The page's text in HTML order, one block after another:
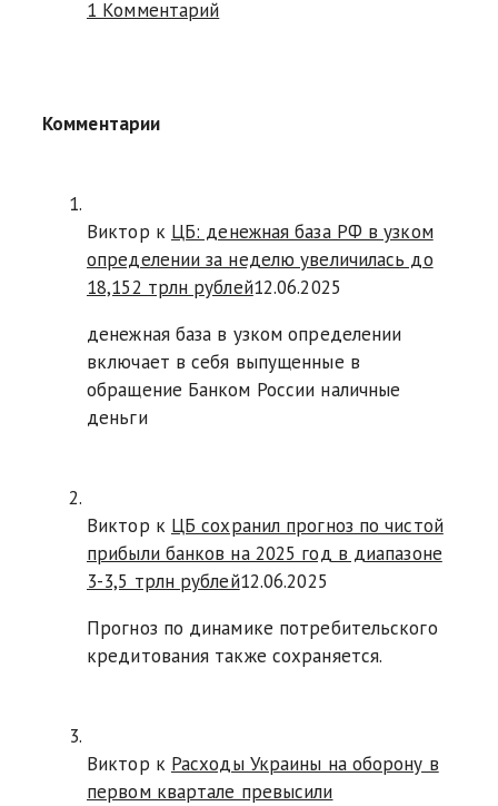
1 Комментарий
Комментарии
Виктор к ЦБ: денежная база РФ в узком
определении за неделю увеличилась до
18,152 трлн рублей12.06.2025
денежная база в узком определении
включает в себя выпущенные в
обращение Банком России наличные
деньги
Виктор к ЦБ сохранил прогноз по чистой
прибыли банков на 2025 год в диапазоне
3-3,5 трлн рублей12.06.2025
Прогноз по динамике потребительского
кредитования также сохраняется.
Виктор к Расходы Украины на оборону в
первом квартале превысили